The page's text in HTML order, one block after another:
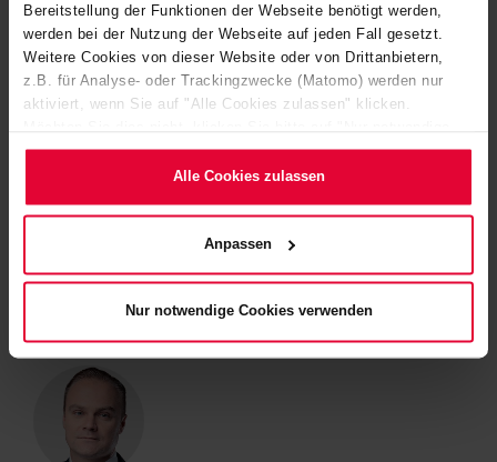
Bereitstellung der Funktionen der Webseite benötigt werden,
werden bei der Nutzung der Webseite auf jeden Fall gesetzt.
Weitere Cookies von dieser Website oder von Drittanbietern,
z.B. für Analyse- oder Trackingzwecke (Matomo) werden nur
aktiviert, wenn Sie auf "Alle Cookies zulassen" klicken.
Cookies verwenden". Mehr dazu (einschließlich der Möglichkeit,
die Einwilligungserklärung zu ändern oder zu widerrufen)
Website) bzw. derDatenschutzerklärung.
Alle Cookies zulassen
Anpassen
Nur notwendige Cookies verwenden
IHR KONTAKT
Frank Meuer
Frank.Meuer@steuler.de